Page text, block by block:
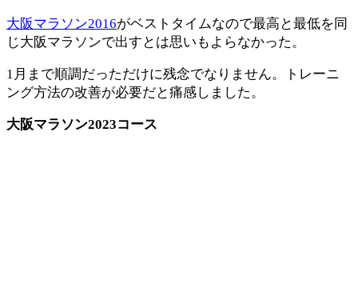
大阪マラソン2016がベストタイムなので最高と最低を同
じ大阪マラソンで出すとは思いもよらなかった。
1月まで順調だっただけに残念でなりません。トレーニ
ング方法の改善が必要だと痛感しました。
大阪マラソン2023コース